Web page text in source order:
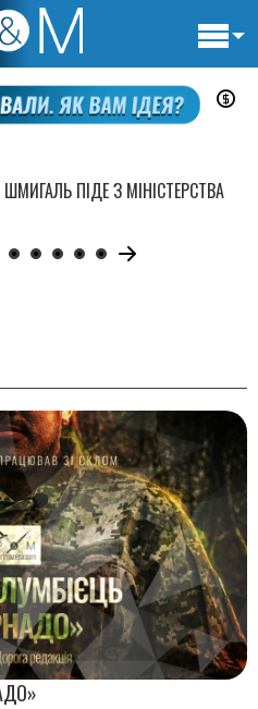
ПІДЕ З МІНІСТЕРСТВА